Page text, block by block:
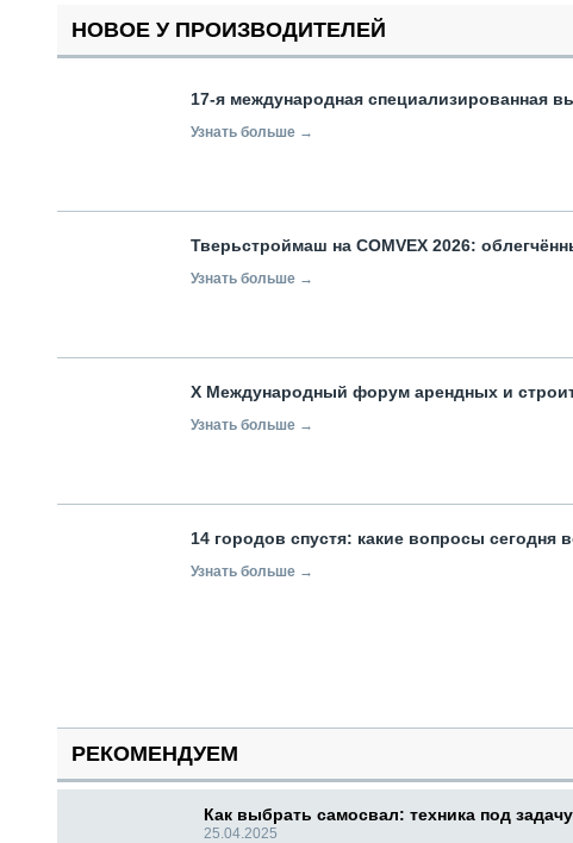
НОВОЕ У ПРОИЗВОДИТЕЛЕЙ
17-я международная специализированная
Узнать больше →
Тверьстроймаш на COMVEX 2026:
Узнать больше →
X Международный форум арендных и
Узнать больше →
14 городов спустя: какие вопросы сегодня
Узнать больше →
РЕКОМЕНДУЕМ
Как выбрать самосвал: техника под
25.04.2025